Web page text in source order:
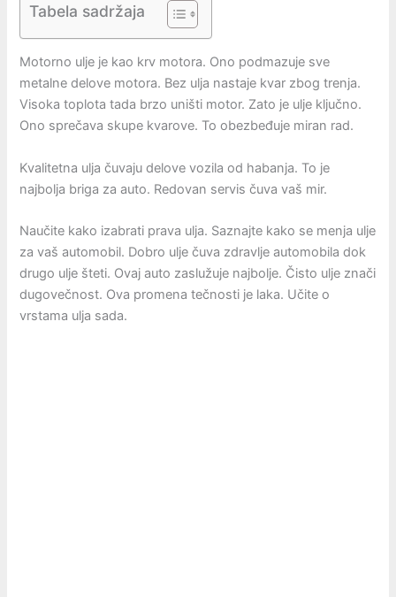
Tabela sadržaja
Motorno ulje je kao krv motora. Ono podmazuje sve
metalne delove motora. Bez ulja nastaje kvar zbog trenja.
Visoka toplota tada brzo uništi motor. Zato je ulje ključno.
Ono sprečava skupe kvarove. To obezbeđuje miran rad.
Kvalitetna ulja čuvaju delove vozila od habanja. To je
najbolja briga za auto. Redovan servis čuva vaš mir.
Naučite kako izabrati prava ulja. Saznajte kako se menja ulje
za vaš automobil. Dobro ulje čuva zdravlje automobila dok
drugo ulje šteti. Ovaj auto zaslužuje najbolje. Čisto ulje znači
dugovečnost. Ova promena tečnosti je laka. Učite o
vrstama ulja sada.